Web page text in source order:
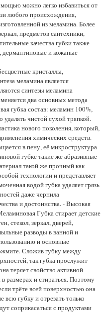
можно легко избавиться от
любого происхождения,
из меламина. Более
предметов сантехники,
качества губки также
дермантиновые и кожаные
кристаллы,
меламина является
синтезы меламина
два основных метода
губка состав: меламин 100%,
чистой сухой тряпкой.
нового поколения, который,
химических средств.
в пену, её микроструктура
губке такие же абразивные
такой же прочный как
технологии и представляет
водой губка удаляет грязь
даже чернила
и достоинства. - Высокая
Губка стирает детские
стекол, зеркал, дверей,
разводы в ванной и
и основные
Сложив губку между
так губка прослужит
теряет свойство активной
размерах и стираться. Поэтому
трёте всей поверхностью она
всю губку и отрезать только
соприкасаться с продуктами